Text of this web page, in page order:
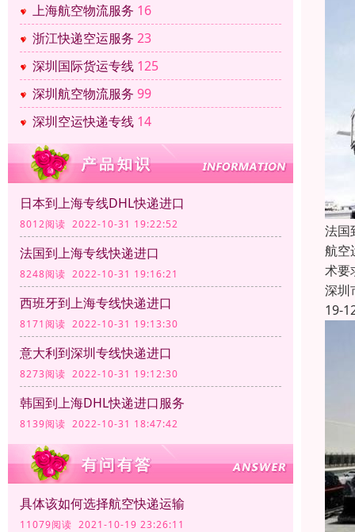
上海航空物流服务 16
浙江快递空运服务 23
深圳国际货运专线 125
深圳航空物流服务 99
深圳空运快递专线 14
日本到上海专线DHL快递进口
8012阅读 2022-10-31 19:22:52
法国到上海专线快递进口
8248阅读 2022-10-31 19:16:21
西班牙到上海专线快递进口
8171阅读 2022-10-31 19:13:30
意大利到深圳专线快递进口
8273阅读 2022-10-31 19:12:30
韩国到上海DHL快递进口服务
8139阅读 2022-10-31 18:47:42
具体该如何选择航空快递运输
11079阅读 2021-10-19 23:26:11
法国
航空
术要
深圳
19-